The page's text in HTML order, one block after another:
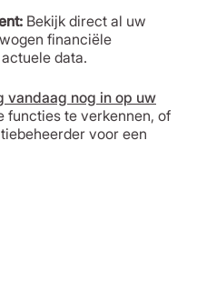
Bekijk direct al uw
financiële
data.
vandaag nog in op uw
functies te verkennen, of
voor een